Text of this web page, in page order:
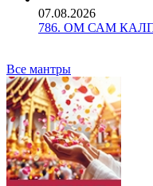
07.08.2026
786. ОМ САМ
Все мантры